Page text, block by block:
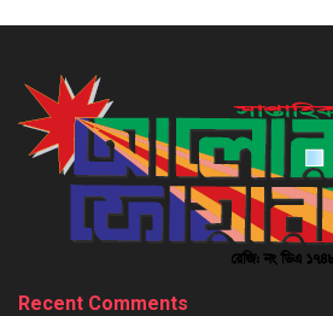
Recent Comments